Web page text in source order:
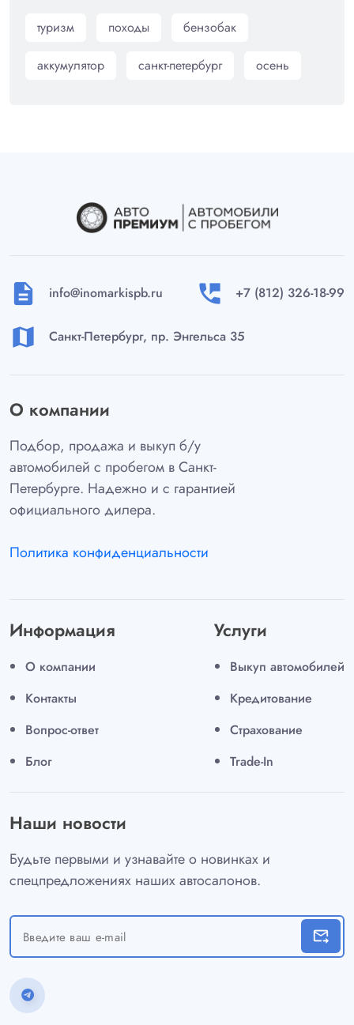
туризм походы бензобак
аккумулятор санкт-петербург осень
description info@inomarkispb.ru perm_phone_msg +7 (812) 326-18-99
map Санкт-Петербург, пр. Энгельса 35
О компании
Подбор, продажа и выкуп б/у
автомобилей с пробегом в Санкт-
Петербурге. Надежно и с гарантией
официального дилера.
Политика конфиденциальности
Информация
О компании
Контакты
Вопрос-ответ
Блог
Услуги
Выкуп автомобилей
Кредитование
Страхование
Trade-In
Наши новости
Будьте первыми и узнавайте о новинках и
спецпредложениях наших автосалонов.
forward_to_inbox